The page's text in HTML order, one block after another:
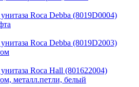
Roca Debba (8019D0004)
Roca Debba (8019D2003)
Roca Hall (801622004)
металл.петли, белый